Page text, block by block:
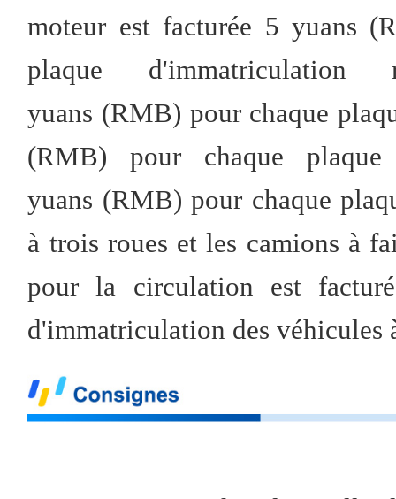
moteur est facturée 5 yuans
plaque
yuans (RMB) pour chaque
(RMB) pour chaque
yuans (RMB) pour chaque
à trois roues et les camions à
pour la circulation est
d'immatriculation des véhicules